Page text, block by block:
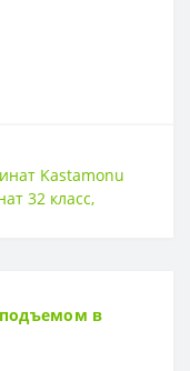
32 класс
Kastamonu
32 класс,
подъемом в